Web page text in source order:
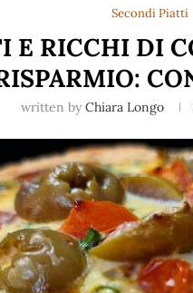
Secondi Piatti
E RICCHI DI
written by Chiara Longo